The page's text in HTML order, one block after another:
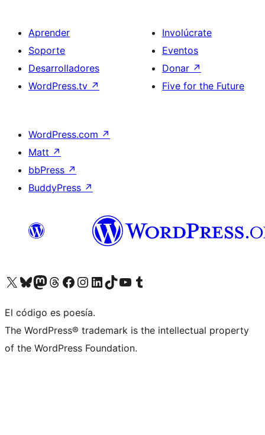
Aprender
Soporte
Desarrolladores
WordPress.tv ↗
Involúcrate
Eventos
Donar ↗
Five for the Future
WordPress.com ↗
Matt ↗
bbPress ↗
BuddyPress ↗
Visita nuestra cuenta de X (anteriormente Twitter)
Visita nuestra cuenta de Bluesky
Visita nuestra cuenta de Mastodon
Visita nuestra cuenta de Threads
Visita nuestra página de Facebook
Visita nuestra cuenta de Instagram
Visita nuestra cuenta de LinkedIn
Visita nuestra cuenta de TikTok
Visita nuestro canal de YouTube
Visita nuestra cuenta de Tumblr
El código es poesía.
The WordPress® trademark is the intellectual property
of the WordPress Foundation.